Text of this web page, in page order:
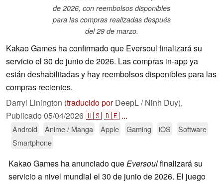
de 2026, con reembolsos disponibles
para las compras realizadas después
del 29 de marzo.
Kakao Games ha confirmado que Eversoul finalizará su
servicio el 30 de junio de 2026. Las compras in-app ya
están deshabilitadas y hay reembolsos disponibles para las
compras recientes.
Darryl Linington (traducido porDeepL / Ninh Duy),
Publicado 05/04/2026🇺🇸🇩🇪 ...
Android Anime / Manga Apple Gaming iOS
Software
Smartphone
Kakao Games ha anunciado queEversoulfinalizará su
servicio a nivel mundial el 30 de junio de 2026. El juego